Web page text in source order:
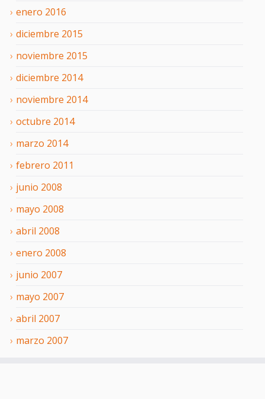
enero 2016
diciembre 2015
noviembre 2015
diciembre 2014
noviembre 2014
octubre 2014
marzo 2014
febrero 2011
junio 2008
mayo 2008
abril 2008
enero 2008
junio 2007
mayo 2007
abril 2007
marzo 2007